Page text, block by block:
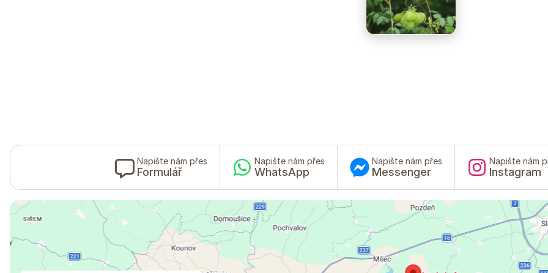
Napište nám přes
Formulář
Napište nám přes
WhatsApp
Napište nám přes
Messenger
Napište nám
Instagram